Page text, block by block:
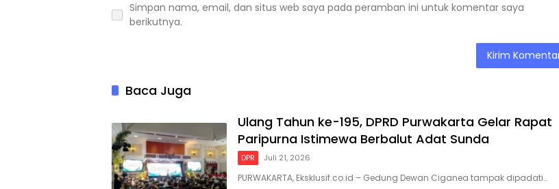
Simpan nama, email, dan situs web saya pada peramban ini untuk komentar saya
berikutnya.
Baca Juga
Ulang Tahun ke-195, DPRD Purwakarta Gelar Rapat
Paripurna Istimewa Berbalut Adat Sunda
DPR Juli 21, 2026
PURWAKARTA, Eksklusif.co.id – Gedung Dewan Ciganea tampak dipadati…